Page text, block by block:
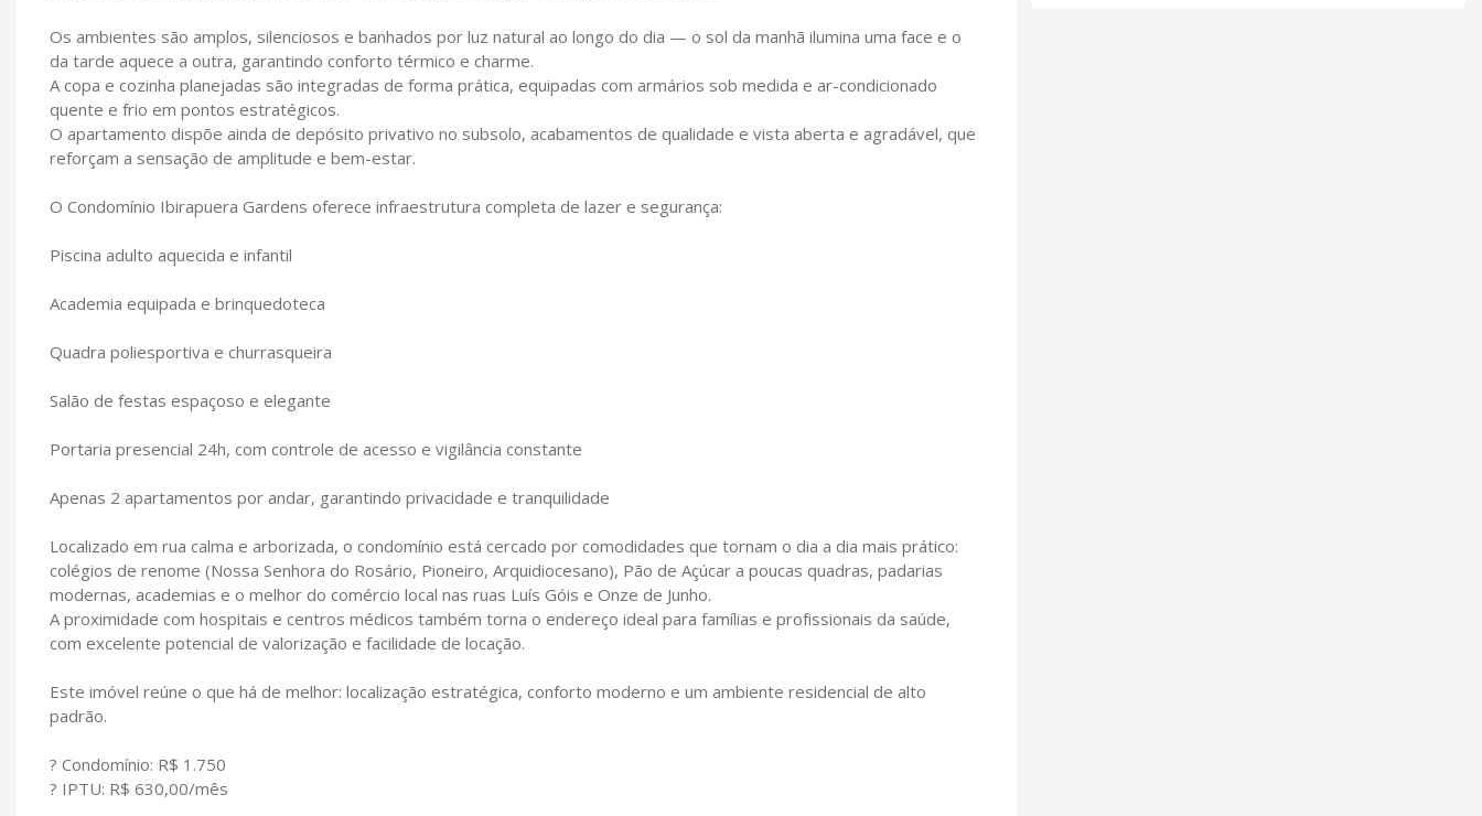
Os ambientes são amplos, silenciosos e banhados por luz natural ao longo do dia — o sol da manhã ilumina uma face e o
da tarde aquece a outra, garantindo conforto térmico e charme.
A copa e cozinha planejadas são integradas de forma prática, equipadas com armários sob medida e ar-condicionado
quente e frio em pontos estratégicos.
O apartamento dispõe ainda de depósito privativo no subsolo, acabamentos de qualidade e vista aberta e agradável, que
reforçam a sensação de amplitude e bem-estar.
O Condomínio Ibirapuera Gardens oferece infraestrutura completa de lazer e segurança:
Piscina adulto aquecida e infantil
Academia equipada e brinquedoteca
Quadra poliesportiva e churrasqueira
Salão de festas espaçoso e elegante
Portaria presencial 24h, com controle de acesso e vigilância constante
Apenas 2 apartamentos por andar, garantindo privacidade e tranquilidade
Localizado em rua calma e arborizada, o condomínio está cercado por comodidades que tornam o dia a dia mais prático:
colégios de renome (Nossa Senhora do Rosário, Pioneiro, Arquidiocesano), Pão de Açúcar a poucas quadras, padarias
modernas, academias e o melhor do comércio local nas ruas Luís Góis e Onze de Junho.
A proximidade com hospitais e centros médicos também torna o endereço ideal para famílias e profissionais da saúde,
com excelente potencial de valorização e facilidade de locação.
Este imóvel reúne o que há de melhor: localização estratégica, conforto moderno e um ambiente residencial de alto
padrão.
? Condomínio: R$ 1.750
? IPTU: R$ 630,00/mês